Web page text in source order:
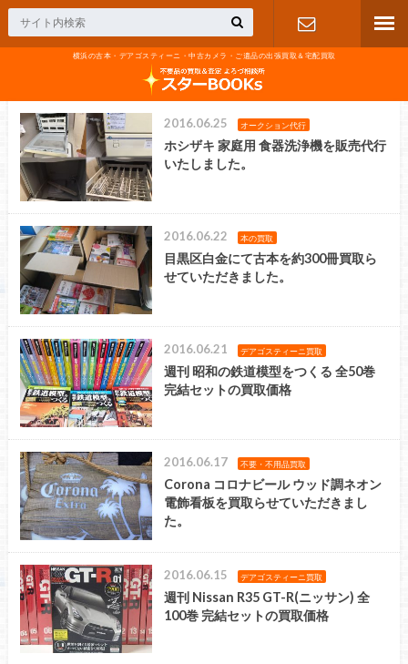
横浜の古本・デアゴスティーニ・中古カメラ・ご遺品の出張買取＆宅配買取
2016.06.25 オークション代行
ホシザキ 家庭用 食器洗浄機を販売代行
いたしました。
2016.06.22 本の買取
目黒区白金にて古本を約300冊買取ら
せていただきました。
2016.06.21 デアゴスティーニ買取
週刊 昭和の鉄道模型をつくる 全50巻
完結セットの買取価格
2016.06.17 不要・不用品買取
Corona コロナビール ウッド調ネオン
電飾看板を買取らせていただきまし
た。
2016.06.15 デアゴスティーニ買取
週刊 Nissan R35 GT-R(ニッサン) 全
100巻 完結セットの買取価格